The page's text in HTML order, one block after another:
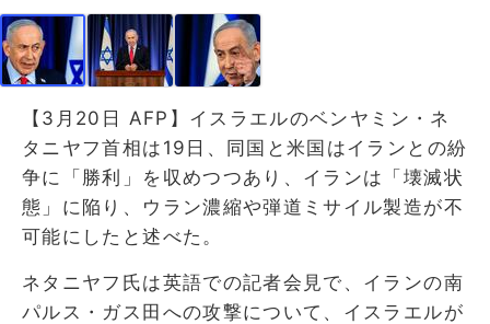
【3月20日 AFP】イスラエルのベンヤミン・ネ
タニヤフ首相は19日、同国と米国はイランとの紛
争に「勝利」を収めつつあり、イランは「壊滅状
態」に陥り、ウラン濃縮や弾道ミサイル製造が不
可能にしたと述べた。
ネタニヤフ氏は英語での記者会見で、イランの南
パルス・ガス田への攻撃について、イスラエルが